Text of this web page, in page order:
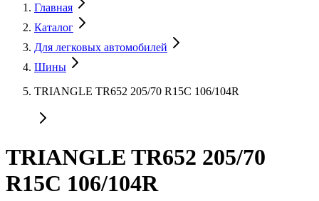
Главная
Каталог
Для легковых автомобилей
Шины
TRIANGLE TR652 205/70 R15C 106/104R
TRIANGLE TR652 205/70
R15C 106/104R